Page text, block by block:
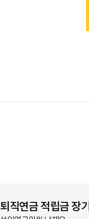
퇴직연금 적립금 장